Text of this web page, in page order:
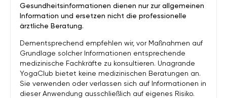
Gesundheitsinformationen dienen nur zur allgemeinen
Information und ersetzen nicht die professionelle
ärztliche Beratung.
Dementsprechend empfehlen wir, vor Maßnahmen auf
Grundlage solcher Informationen entsprechende
medizinische Fachkräfte zu konsultieren. Unagrande
YogaClub bietet keine medizinischen Beratungen an.
Sie verwenden oder verlassen sich auf Informationen in
dieser Anwendung ausschließlich auf eigenes Risiko.